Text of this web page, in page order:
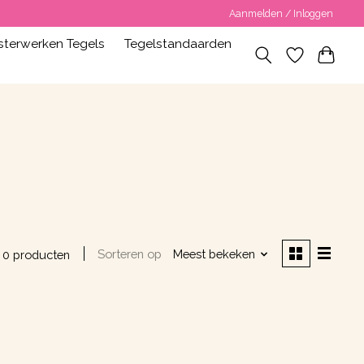
Aanmelden / Inloggen
Tegels
Tegelstandaarden
0 producten Sorteren op Meest bekeken